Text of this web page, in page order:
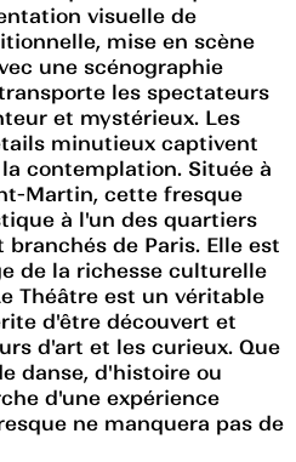
visuelle de
mise en scène
une scénographie
les spectateurs
et mystérieux. Les
minutieux captivent
contemplation. Située à
Martin, cette fresque
à l'un des quartiers
de Paris. Elle est
de la richesse culturelle
Théâtre est un véritable
d'être découvert et
d'art et les curieux. Que
danse, d'histoire ou
d'une expérience
ne manquera pas de